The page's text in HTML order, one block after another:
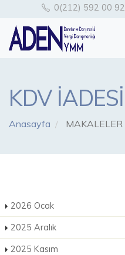
0(212) 592 00 92
KDV İADESİ
Anasayfa MAKALELER
2026 Ocak
2025 Aralık
2025 Kasım